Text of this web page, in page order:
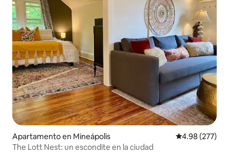
Apartamento en Mineápolis Calificación
4.98 (277)
The Lott Nest: un escondite en la ciudad